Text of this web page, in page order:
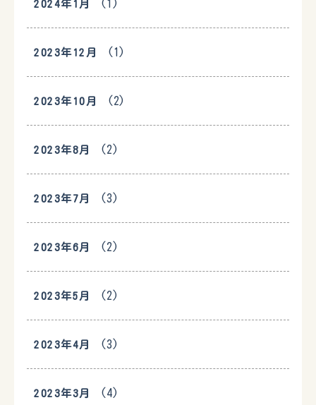
2024年1月 (1)
2023年12月 (1)
2023年10月 (2)
2023年8月 (2)
2023年7月 (3)
2023年6月 (2)
2023年5月 (2)
2023年4月 (3)
2023年3月 (4)